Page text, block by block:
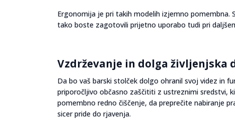
Ergonomija je pri takih modelih izjemno pomembna.
tako boste zagotovili prijetno uporabo tudi pri
Vzdrževanje in dolga življenjska
Da bo vaš barski stolček dolgo ohranil svoj videz in
priporočljivo občasno zaščititi z ustreznimi sredstvi,
pomembno redno čiščenje, da preprečite nabiranje
sicer pride do rjavenja.